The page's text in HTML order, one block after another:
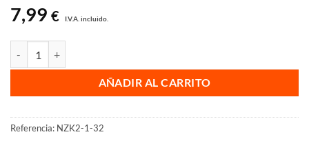
7,99 € I.V.A. incluido.
AÑADIR AL CARRITO
Referencia: NZK2-1-32